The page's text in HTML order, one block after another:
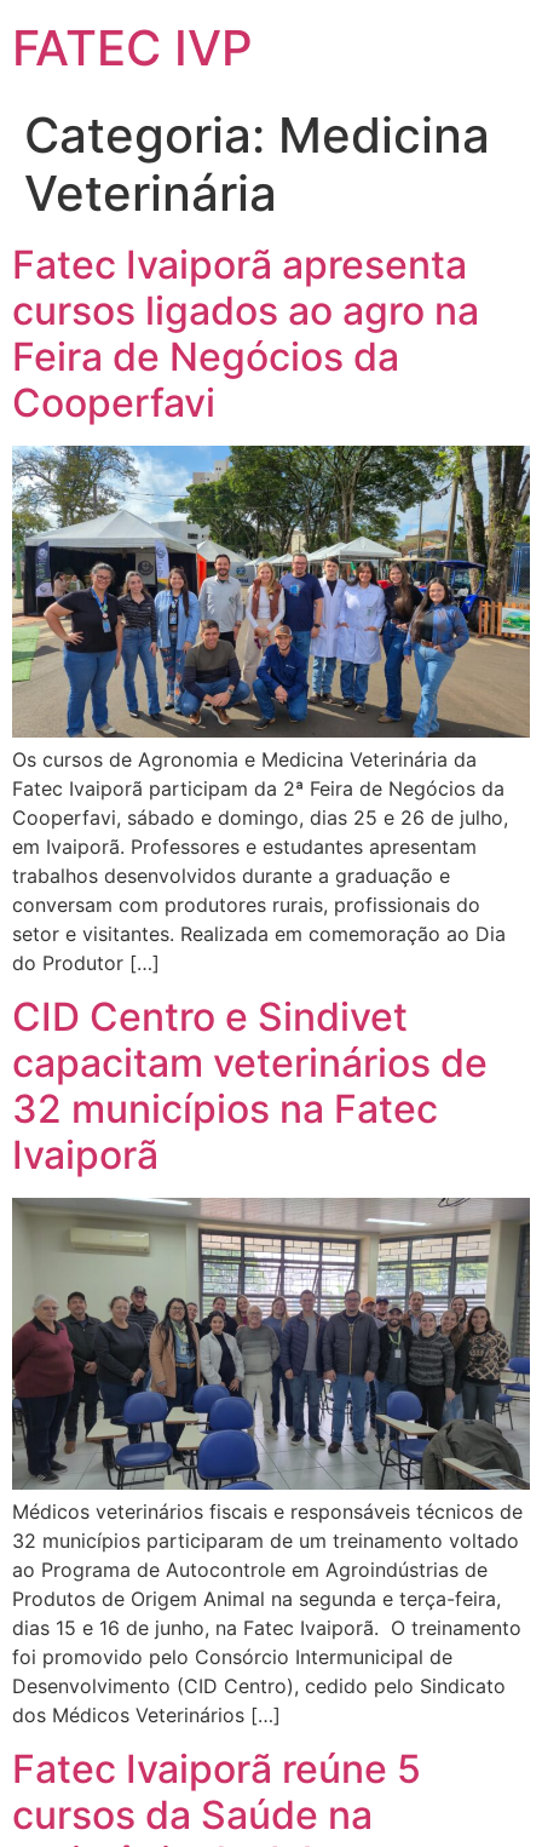
FATEC IVP
Categoria: Medicina
Veterinária
Fatec Ivaiporã apresenta
cursos ligados ao agro na
Feira de Negócios da
Cooperfavi
Os cursos de Agronomia e Medicina Veterinária da
Fatec Ivaiporã participam da 2ª Feira de Negócios da
Cooperfavi, sábado e domingo, dias 25 e 26 de julho,
em Ivaiporã. Professores e estudantes apresentam
trabalhos desenvolvidos durante a graduação e
conversam com produtores rurais, profissionais do
setor e visitantes. Realizada em comemoração ao Dia
do Produtor […]
CID Centro e Sindivet
capacitam veterinários de
32 municípios na Fatec
Ivaiporã
Médicos veterinários fiscais e responsáveis técnicos de
32 municípios participaram de um treinamento voltado
ao Programa de Autocontrole em Agroindústrias de
Produtos de Origem Animal na segunda e terça-feira,
dias 15 e 16 de junho, na Fatec Ivaiporã. O treinamento
foi promovido pelo Consórcio Intermunicipal de
Desenvolvimento (CID Centro), cedido pelo Sindicato
dos Médicos Veterinários […]
Fatec Ivaiporã reúne 5
cursos da Saúde na